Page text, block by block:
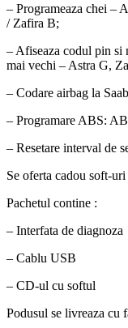
– Programeaza chei –
/ Zafira B;
– Afiseaza codul pin si
mai vechi – Astra G,
– Codare airbag la
– Programare ABS:
– Resetare interval de
Se oferta cadou soft-
Pachetul contine :
– Interfata de diagnoza
– Cablu USB
– CD-ul cu softul
Podusul se livreaza cu